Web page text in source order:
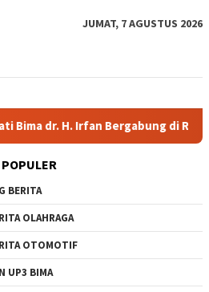
JUMAT, 7 AGUSTUS 2026
Irfan Bergabung di Retreat Magelang
BERITA
OLAHRAGA
OTOMOTIF
UP3 BIMA